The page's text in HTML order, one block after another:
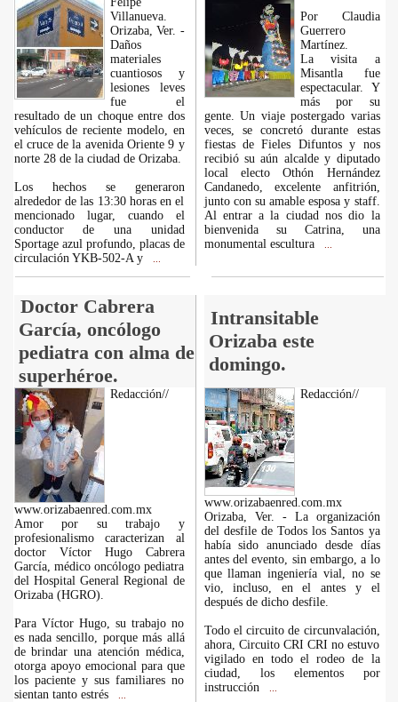
Villanueva.
Orizaba, Ver. -
Daños
materiales
cuantiosos y
lesiones leves
fue el
resultado de un choque entre dos
vehículos de reciente modelo, en
el cruce de la avenida Oriente 9 y
norte 28 de la ciudad de Orizaba.
Los hechos se generaron
alrededor de las 13:30 horas en el
mencionado lugar, cuando el
conductor de una unidad
Sportage azul profundo, placas de
circulación YKB-502-A y
Por Claudia
Guerrero
Martínez.
La visita a
Misantla fue
espectacular. Y
más por su
gente. Un viaje postergado varias
veces, se concretó durante estas
fiestas de Fieles Difuntos y nos
recibió su aún alcalde y diputado
local electo Othón Hernández
Candanedo, excelente anfitrión,
junto con su amable esposa y staff.
Al entrar a la ciudad nos dio la
bienvenida su Catrina, una
monumental escultura
Doctor Cabrera
García, oncólogo
pediatra con alma de
superhéroe.
Intransitable
Orizaba este
domingo.
Redacción//
www.orizabaenred.com.mx
Amor por su trabajo y
profesionalismo caracterizan al
doctor Víctor Hugo Cabrera
García, médico oncólogo pediatra
del Hospital General Regional de
Orizaba (HGRO).
Para Víctor Hugo, su trabajo no
es nada sencillo, porque más allá
de brindar una atención médica,
otorga apoyo emocional para que
los paciente y sus familiares no
sientan tanto estrés
Redacción//
www.orizabaenred.com.mx
Orizaba, Ver. - La organización
del desfile de Todos los Santos ya
había sido anunciado desde días
antes del evento, sin embargo, a lo
que llaman ingeniería vial, no se
vio, incluso, en el antes y el
después de dicho desfile.
Todo el circuito de circunvalación,
ahora, Circuito CRI CRI no estuvo
vigilado en todo el rodeo de la
ciudad, los elementos por
instrucción